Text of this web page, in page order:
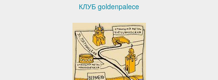
КЛУБ goldenpalece